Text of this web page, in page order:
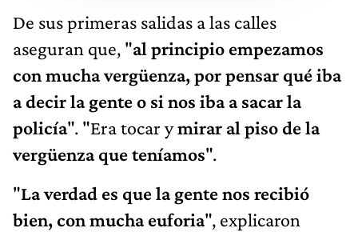
De sus primeras salidas a las calles
aseguran que, "al principio empezamos
con mucha vergüenza, por pensar qué iba
a decir la gente o si nos iba a sacar la
policía". "Era tocar ymirar al piso de la
vergüenza que teníamos".
"La verdad es que la gente nos recibió
bien, con mucha euforia", explicaron